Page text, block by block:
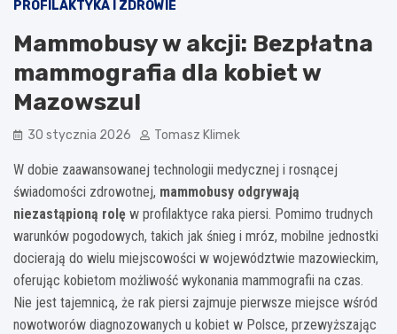
PROFILAKTYKA I ZDROWIE
Mammobusy w akcji: Bezpłatna
mammografia dla kobiet w
Mazowszu!
30 stycznia 2026 Tomasz Klimek
W dobie zaawansowanej technologii medycznej i rosnącej
świadomości zdrowotnej, mammobusy odgrywają
niezastąpioną rolę w profilaktyce raka piersi. Pomimo trudnych
warunków pogodowych, takich jak śnieg i mróz, mobilne jednostki
docierają do wielu miejscowości w województwie mazowieckim,
oferując kobietom możliwość wykonania mammografii na czas.
Nie jest tajemnicą, że rak piersi zajmuje pierwsze miejsce wśród
nowotworów diagnozowanych u kobiet w Polsce, przewyższając